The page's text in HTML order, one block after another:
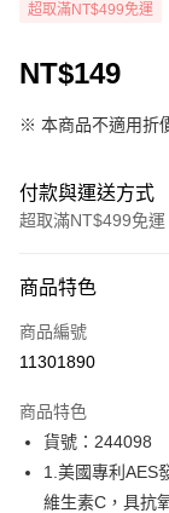
超取滿NT$499免運
NT$149
※ 本商品不適用折
付款與運送方式
超取滿NT$499免運
icash Pay
信用卡一次付款
LINE Pay
Apple Pay
商品特色
商品編號
11301890
商品特色
貨號：244098
1.美國專利AES
維生素C，具抗